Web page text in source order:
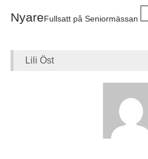
NyareFullsatt på Seniormässan
Lili Öst